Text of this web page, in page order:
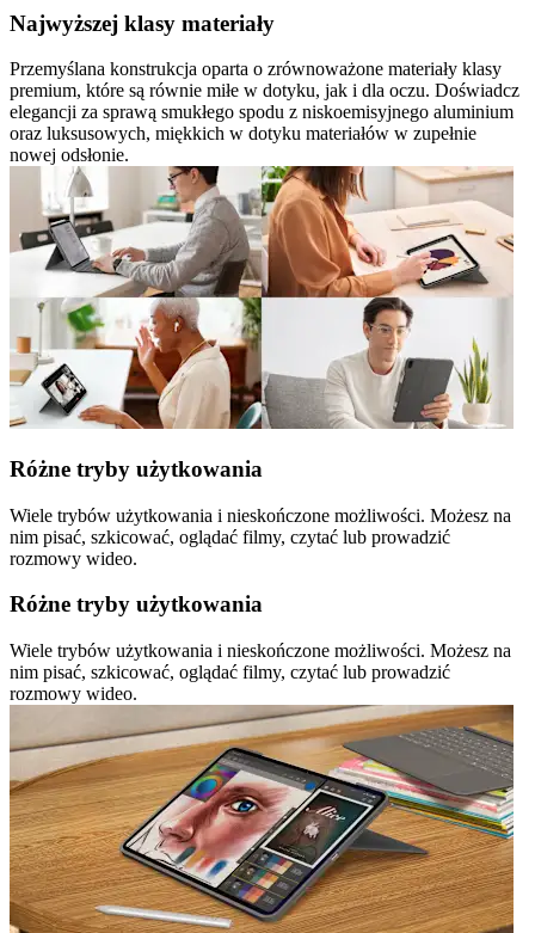
Najwyższej klasy materiały
Przemyślana konstrukcja oparta o zrównoważone materiały klasy
premium, które są równie miłe w dotyku, jak i dla oczu. Doświadcz
elegancji za sprawą smukłego spodu z niskoemisyjnego aluminium
oraz luksusowych, miękkich w dotyku materiałów w zupełnie
nowej odsłonie.
Różne tryby użytkowania
Wiele trybów użytkowania i nieskończone możliwości. Możesz na
nim pisać, szkicować, oglądać filmy, czytać lub prowadzić
rozmowy wideo.
Różne tryby użytkowania
Wiele trybów użytkowania i nieskończone możliwości. Możesz na
nim pisać, szkicować, oglądać filmy, czytać lub prowadzić
rozmowy wideo.